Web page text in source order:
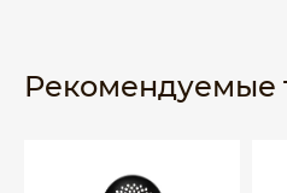
Рекомендуемые